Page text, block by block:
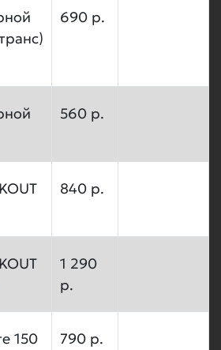
690 р.
560 р.
840 р.
1 290
р.
150
790 р.